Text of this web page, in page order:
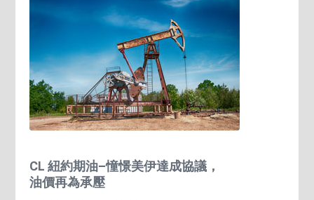
CL 紐約期油–憧憬美伊達成協議，
油價再為承壓